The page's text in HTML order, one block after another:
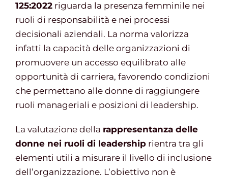
125:2022 riguarda la presenza femminile nei
ruoli di responsabilità e nei processi
decisionali aziendali. La norma valorizza
infatti la capacità delle organizzazioni di
promuovere un accesso equilibrato alle
opportunità di carriera, favorendo condizioni
che permettano alle donne di raggiungere
ruoli manageriali e posizioni di leadership.
La valutazione della rappresentanza delle
donne nei ruoli di leadership rientra tra gli
elementi utili a misurare il livello di inclusione
dell’organizzazione. L’obiettivo non è